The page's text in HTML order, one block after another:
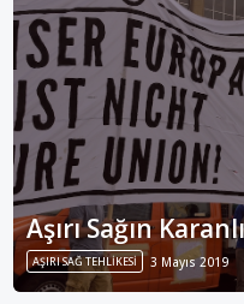
Aşırı Sağın
AŞIRI SAĞ TEHLIKESI 3 Mayıs 2019